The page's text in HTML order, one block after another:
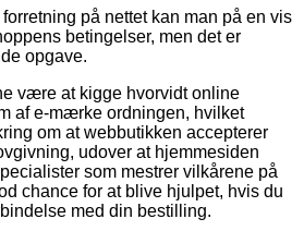
på nettet kan man på en vis
betingelser, men det er
opgave.
være at kigge hvorvidt online
af e-mærke ordningen, hvilket
om at webbutikken accepterer
udover at hjemmesiden
som mestrer vilkårene på
chance for at blive hjulpet, hvis du
med din bestilling.